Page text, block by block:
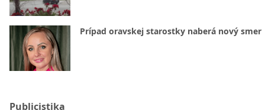
Prípad oravskej starostky naberá nový smer
Publicistika